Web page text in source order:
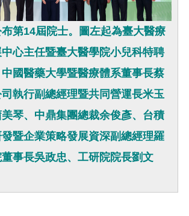
第14屆院士。圖左起為臺大醫療
心主任暨臺大醫學院小兒科特聘
國醫藥大學暨醫療體系董事長蔡
執行副總經理暨共同營運長米玉
琴、中鼎集團總裁余俊彥、台積
暨企業策略發展資深副總經理羅
事長吳政忠、工研院院長劉文